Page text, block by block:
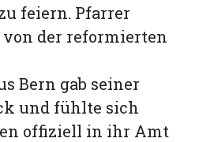
feiern. Pfarrer
von der reformierten
Bern gab seiner
und fühlte sich
offiziell in ihr Amt